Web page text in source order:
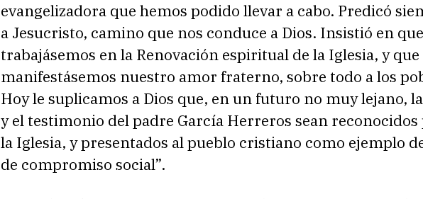
evangelizadora que hemos podido llevar a cabo. Predicó
a Jesucristo, camino que nos conduce a Dios. Insistió en que
trabajásemos en la Renovación espiritual de la Iglesia, y que
manifestásemos nuestro amor fraterno, sobre todo a los
Hoy le suplicamos a Dios que, en un futuro no muy lejano,
y el testimonio del padre García Herreros sean reconocidos
la Iglesia, y presentados al pueblo cristiano como ejemplo
de compromiso social”.